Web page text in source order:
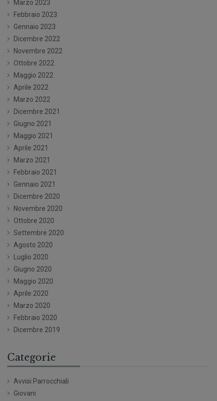
Marzo 2023
Febbraio 2023
Gennaio 2023
Dicembre 2022
Novembre 2022
Ottobre 2022
Maggio 2022
Aprile 2022
Marzo 2022
Dicembre 2021
Giugno 2021
Maggio 2021
Aprile 2021
Marzo 2021
Febbraio 2021
Gennaio 2021
Dicembre 2020
Novembre 2020
Ottobre 2020
Settembre 2020
Agosto 2020
Luglio 2020
Giugno 2020
Maggio 2020
Aprile 2020
Marzo 2020
Febbraio 2020
Dicembre 2019
Categorie
Avvisi Parrocchiali
Giovani